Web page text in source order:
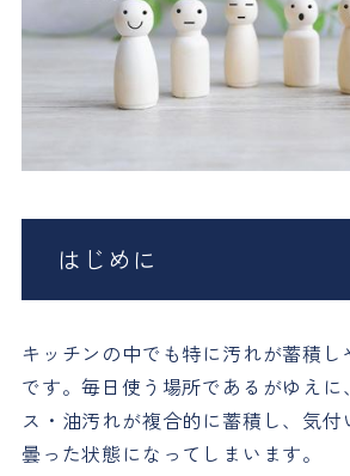
はじめに
キッチンの中でも特に汚れが蓄積し
です。毎日使う場所であるがゆえに
ス・油汚れが複合的に蓄積し、気付
曇った状態になってしまいます。